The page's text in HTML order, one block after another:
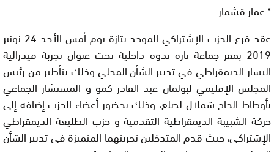
* عمار قشمار
عقد فرع الحزب الإشتراكي الموحد بتازة يوم أمس الأحد 24 نونبر
2019 بمقر جماعة تازة ندوة داخلية تحت عنوان تجربة فيدرالية
اليسار الديمقراطي في تدبير الشأن المحلي وذلك بتأطير من رئيس
المجلس الإقليمي لبولمان عبد القادر كمو و المستشار الجماعي
بأوطاط الحاج شملال لصلع، وذلك بحضور أعضاء الحزب إضافة إلى
حركة الشبيبة الديمقراطية التقدمية و حزب الطليعة الديمقراطي
الإشتراكي، حيث قدم المتدخلين تجربتهما المتميزة في تدبير الشأن